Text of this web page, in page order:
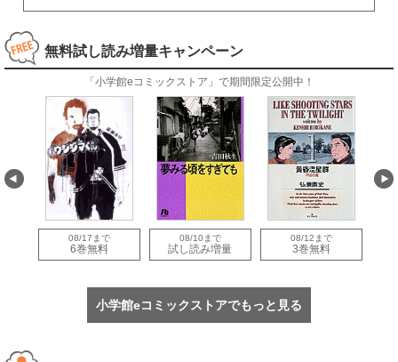
無料試し読み増量キャンペーン
「小学館eコミックストア」で期間限定公開中！
08/17まで
6巻無料
08/10まで
試し読み増量
08/12まで
3巻無料
小学館eコミックストアでもっと見る